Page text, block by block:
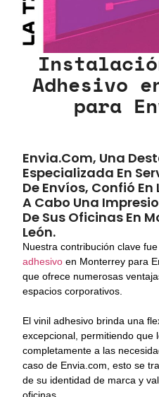
Adhesivo
para
Envia.com, Una
Especializada En
De Envíos, Confió
A Cabo Una
De Sus Oficinas En
León.
Nuestra contribución clave
adhesivo en Monterrey para
que ofrece numerosas
espacios corporativos.
El vinil adhesivo brinda una
excepcional, permitiendo que
completamente a las
caso de Envia.com, esto se
de su identidad de marca y